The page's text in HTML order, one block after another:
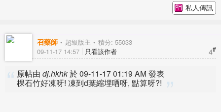
私人傳訊
召藥師 超級版主 積分: 55033
4#
09-11-17 14:57 只看該作者
原帖由 dj.hkhk於 09-11-17 01:19 AM 發表
棵石竹好凍呀! 凍到d葉縮埋哂呀, 點算呀?!